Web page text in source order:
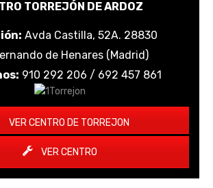
TORREJÓN DE ARDOZ
Avda Castilla, 52A. 28830
de Henares (Madrid)
910 292 206 / 692 457 861
VER CENTRO DE TORREJON
VER CENTRO